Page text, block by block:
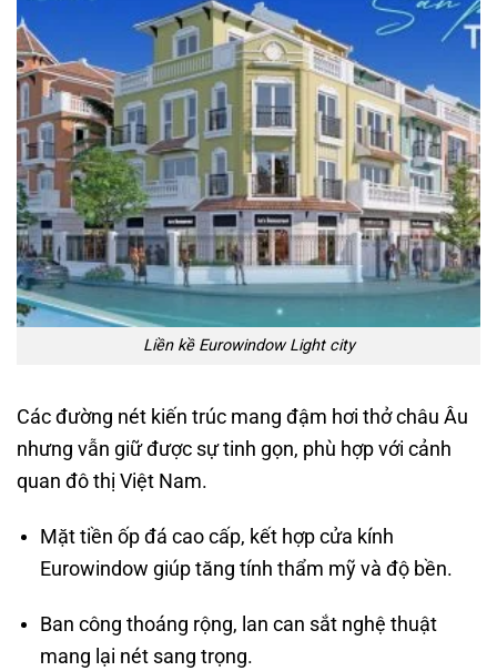
Liền kề Eurowindow Light city
Các đường nét kiến trúc mang đậm hơi thở châu Âu
nhưng vẫn giữ được sự tinh gọn, phù hợp với cảnh
quan đô thị Việt Nam.
Mặt tiền ốp đá cao cấp, kết hợp cửa kính
Eurowindow giúp tăng tính thẩm mỹ và độ bền.
Ban công thoáng rộng, lan can sắt nghệ thuật
mang lại nét sang trọng.